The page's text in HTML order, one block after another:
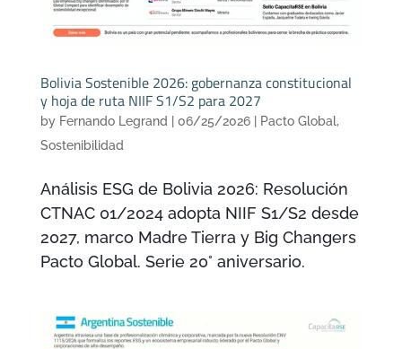
Bolivia Sostenible 2026: gobernanza constitucional
y hoja de ruta NIIF S1/S2 para 2027
by Fernando Legrand 06/25/2026| Pacto Global,
Sostenibilidad
Análisis ESG de Bolivia 2026: Resolución
CTNAC 01/2024 adopta NIIF S1/S2 desde
2027, marco Madre Tierra y Big Changers
Pacto Global. Serie 20° aniversario.